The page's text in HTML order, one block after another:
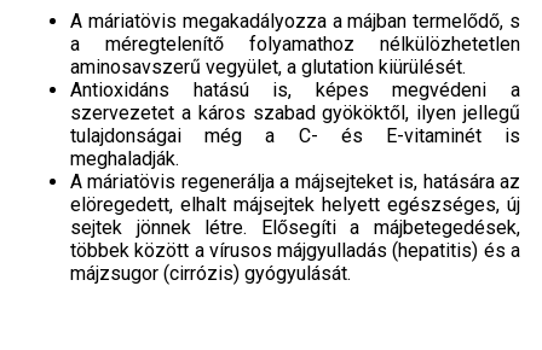
A máriatövis megakadályozza a májban termelődő, s
a méregtelenítő folyamathoz nélkülözhetetlen
aminosavszerű vegyület, a glutation kiürülését.
Antioxidáns hatású is, képes megvédeni a
szervezetet a káros szabad gyököktől, ilyen jellegű
tulajdonságai még a C- és E-vitaminét is
meghaladják.
A máriatövis regenerálja a májsejteket is, hatására az
elöregedett, elhalt májsejtek helyett egészséges, új
sejtek jönnek létre. Elősegíti a májbetegedések,
többek között a vírusos májgyulladás (hepatitis) és a
májzsugor (cirrózis) gyógyulását.